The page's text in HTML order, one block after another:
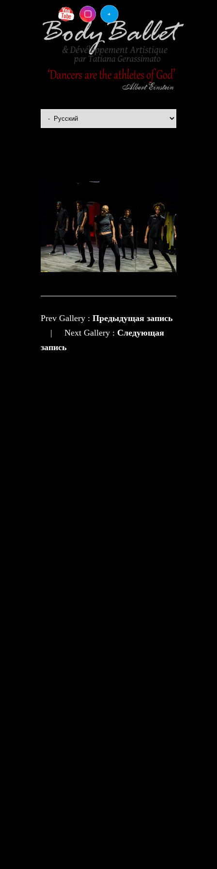
Prev Gallery : Предыдущая запись
|
Next Gallery : Следующая
запись